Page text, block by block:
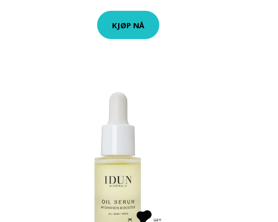
KJØP NÅ